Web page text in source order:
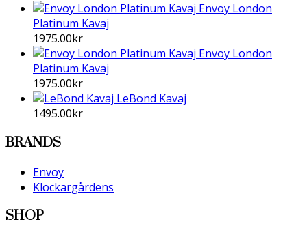
Envoy London
Platinum Kavaj
1975.00kr
Envoy London
Platinum Kavaj
1975.00kr
LeBond Kavaj
1495.00kr
BRANDS
Envoy
Klockargårdens
SHOP